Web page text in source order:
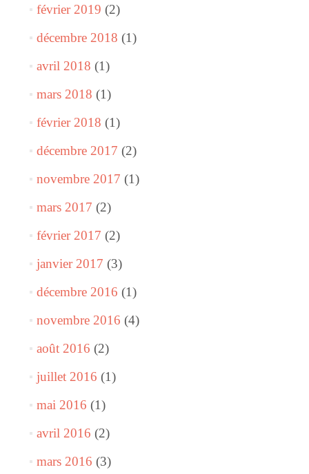
février 2019 (2)
décembre 2018 (1)
avril 2018 (1)
mars 2018 (1)
février 2018 (1)
décembre 2017 (2)
novembre 2017 (1)
mars 2017 (2)
février 2017 (2)
janvier 2017 (3)
décembre 2016 (1)
novembre 2016 (4)
août 2016 (2)
juillet 2016 (1)
mai 2016 (1)
avril 2016 (2)
mars 2016 (3)